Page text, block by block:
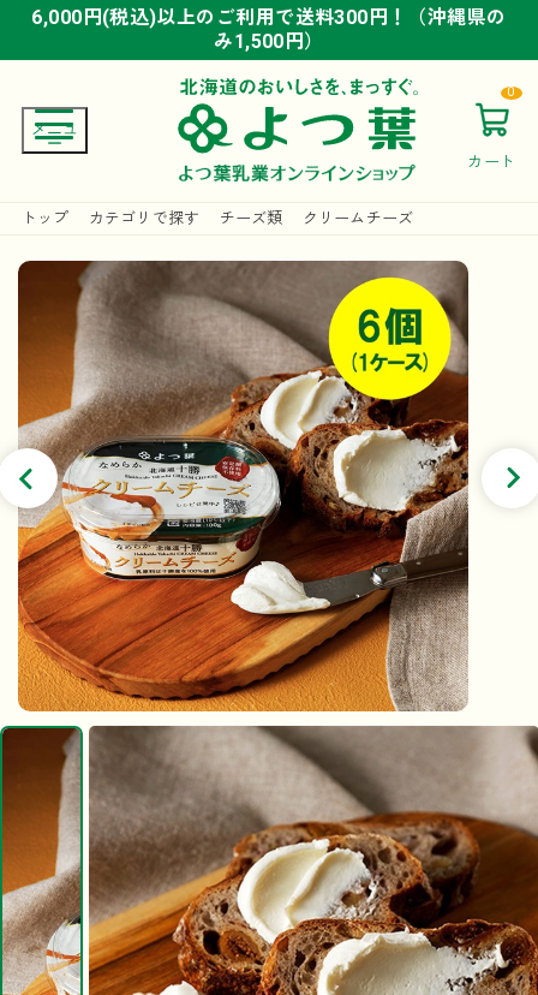
6,000円(税込)以上のご利用で送料300円！（沖縄県の
み1,500円）
6,000円(税込)以上のご利用で送料300円！（沖縄県の
み1,500円）
6,000円(税込)以上のご利用で送料300円！（沖縄県の
み1,500円）
カート
0
トップ カテゴリで探す チーズ類 クリームチーズ